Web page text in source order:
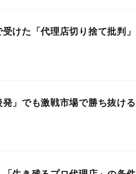
けた「代理店切り捨て批判」
」でも激戦市場で勝ち抜ける